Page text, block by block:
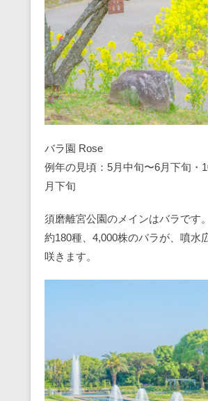
バラ園 Rose
例年の見頃：5月中旬〜6月下旬・
月下旬
須磨離宮公園のメインはバラです。
約180種、4,000株のバラが、噴水
咲きます。